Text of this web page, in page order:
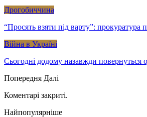
Дрогобиччина
“Просять взяти під варту”:
Війна в Україні
Сьогодні додому назавжди повернуться
Попередня Далі
Коментарі закриті.
Найпопулярніше